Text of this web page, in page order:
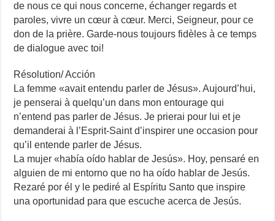
de nous ce qui nous concerne, échanger regards et
paroles, vivre un cœur à cœur. Merci, Seigneur, pour ce
don de la prière. Garde-nous toujours fidèles à ce temps
de dialogue avec toi!
Résolution/ Acción
La femme «avait entendu parler de Jésus». Aujourd’hui,
je penserai à quelqu’un dans mon entourage qui
n’entend pas parler de Jésus. Je prierai pour lui et je
demanderai à l’Esprit-Saint d’inspirer une occasion pour
qu’il entende parler de Jésus.
La mujer «había oído hablar de Jesús». Hoy, pensaré en
alguien de mi entorno que no ha oído hablar de Jesús.
Rezaré por él y le pediré al Espíritu Santo que inspire
una oportunidad para que escuche acerca de Jesús.